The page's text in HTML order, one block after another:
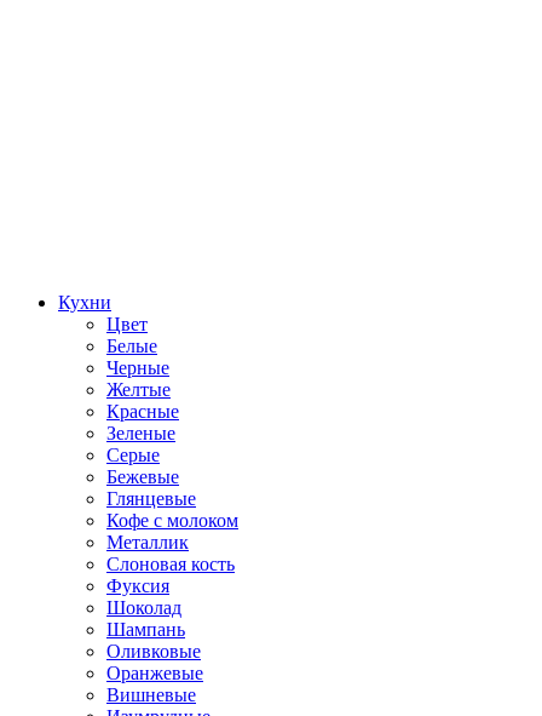
Кухни
Цвет
Белые
Черные
Желтые
Красные
Зеленые
Серые
Бежевые
Глянцевые
Кофе с молоком
Металлик
Слоновая кость
Фуксия
Шоколад
Шампань
Оливковые
Оранжевые
Вишневые